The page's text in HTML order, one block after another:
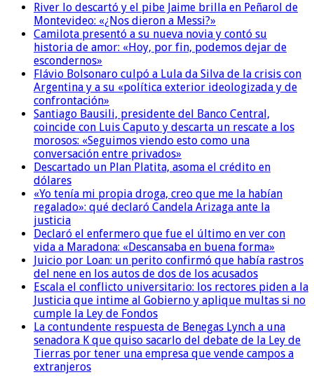
River lo descartó y el pibe Jaime brilla en Peñarol de
Montevideo: «¿Nos dieron a Messi?»
Camilota presentó a su nueva novia y contó su
historia de amor: «Hoy, por fin, podemos dejar de
escondernos»
Flávio Bolsonaro culpó a Lula da Silva de la crisis con
Argentina y a su «política exterior ideologizada y de
confrontación»
Santiago Bausili, presidente del Banco Central,
coincide con Luis Caputo y descarta un rescate a los
morosos: «Seguimos viendo esto como una
conversación entre privados»
Descartado un Plan Platita, asoma el crédito en
dólares
«Yo tenía mi propia droga, creo que me la habían
regalado»: qué declaró Candela Arizaga ante la
justicia
Declaró el enfermero que fue el último en ver con
vida a Maradona: «Descansaba en buena forma»
Juicio por Loan: un perito confirmó que había rastros
del nene en los autos de dos de los acusados
Escala el conflicto universitario: los rectores piden a la
Justicia que intime al Gobierno y aplique multas si no
cumple la Ley de Fondos
La contundente respuesta de Benegas Lynch a una
senadora K que quiso sacarlo del debate de la Ley de
Tierras por tener una empresa que vende campos a
extranjeros